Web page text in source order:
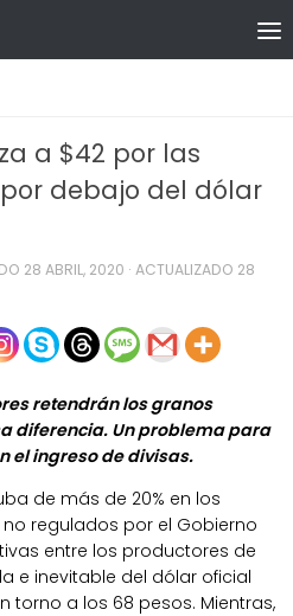
a $42 por las
debajo del dólar
28 ABRIL, 2020 · ACTUALIZADO 28
retendrán los granos
diferencia. Un problema para
el ingreso de divisas.
de más de 20% en los
regulados por el Gobierno
entre los productores de
e inevitable del dólar oficial
torno a los 68 pesos. Mientras,